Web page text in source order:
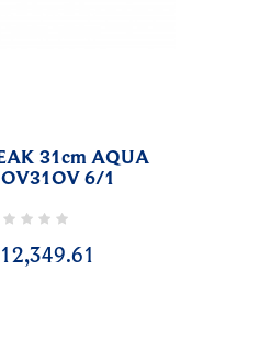
31cm AQUA
6/1